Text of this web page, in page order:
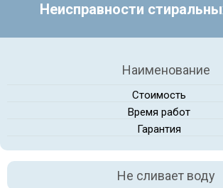
Неисправности
Наименование
Стоимость
Время работ
Гарантия
Не сливает воду